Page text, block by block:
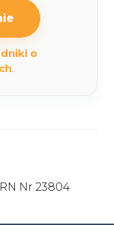
o
.
Nr 23804